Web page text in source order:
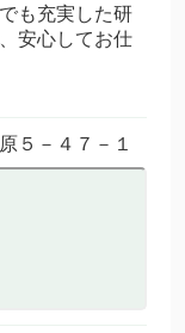
も充実した研
安心してお仕
５－４７－１